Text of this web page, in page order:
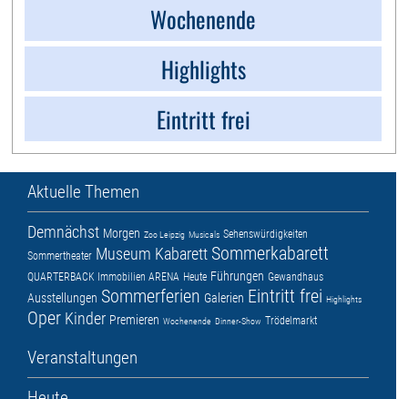
Wochenende
Highlights
Eintritt frei
Aktuelle Themen
Demnächst Morgen Zoo Leipzig Musicals Sehenswürdigkeiten
Sommertheater Museum Kabarett Sommerkabarett
QUARTERBACK Immobilien ARENA Heute Führungen Gewandhaus
Ausstellungen Sommerferien Galerien Eintritt frei Highlights
Oper Kinder Premieren Wochenende Dinner-Show Trödelmarkt
Veranstaltungen